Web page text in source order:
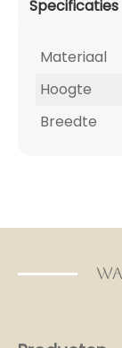
Specificaties
Materiaal
Hoogte
Breedte